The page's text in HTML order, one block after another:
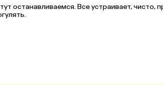
останавливаемся. Все устраивает,